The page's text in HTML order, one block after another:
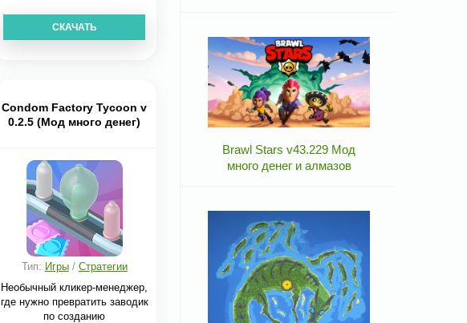
СКАЧАТЬ
Condom Factory Tycoon v
0.2.5 (Мод много денег)
Тип: Игры/ Стратегии
Необычный кликер-менеджер,
где нужно превратить заводик
по созданию
Brawl Stars v43.229 Мод
много денег и алмазов